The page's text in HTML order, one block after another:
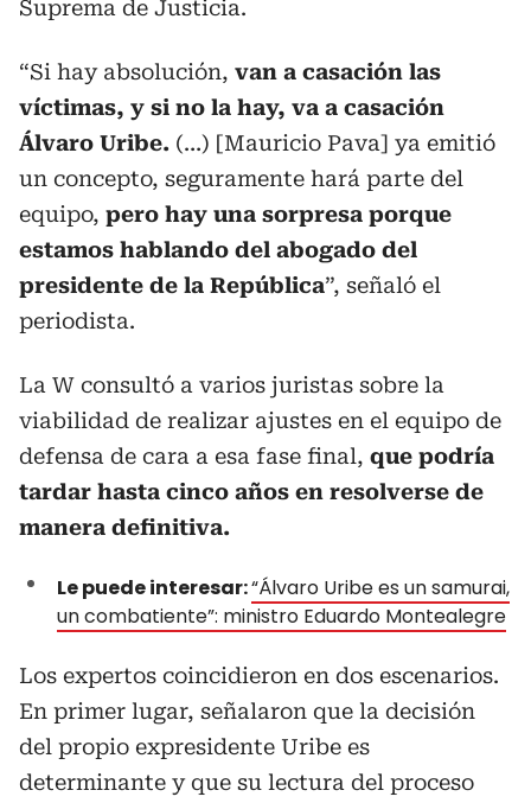
Suprema de Justicia.
“Si hay absolución, van a casación las
víctimas, y si no la hay, va a casación
Álvaro Uribe. (…) [Mauricio Pava] ya emitió
un concepto, seguramente hará parte del
equipo, pero hay una sorpresa porque
estamos hablando del abogado del
presidente de la República”, señaló el
periodista.
La W consultó a varios juristas sobre la
viabilidad de realizar ajustes en el equipo de
defensa de cara a esa fase final, que podría
tardar hasta cinco años en resolverse de
manera definitiva.
Le puede interesar:“Álvaro Uribe es un samurai,
un combatiente”: ministro Eduardo Montealegre
Los expertos coincidieron en dos escenarios.
En primer lugar, señalaron que la decisión
del propio expresidente Uribe es
determinante y que su lectura del proceso